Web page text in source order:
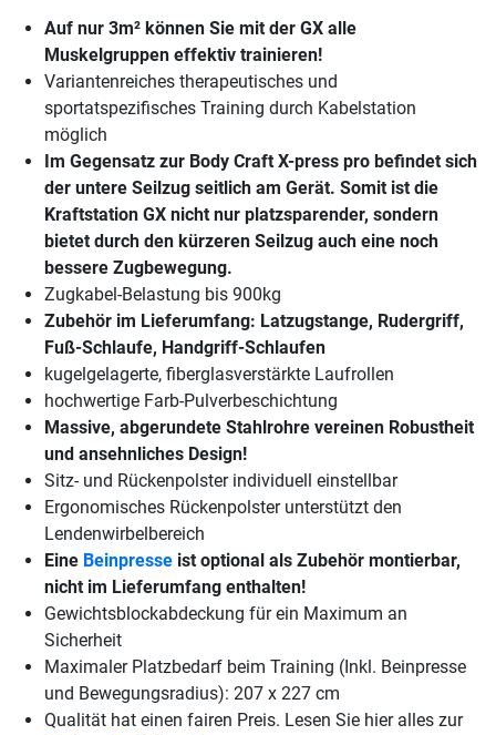
Auf nur 3m² können Sie mit der GX alle
Muskelgruppen effektiv trainieren!
Variantenreiches therapeutisches und
sportatspezifisches Training durch Kabelstation
möglich
Im Gegensatz zur Body Craft X-press pro befindet sich
der untere Seilzug seitlich am Gerät. Somit ist die
Kraftstation GX nicht nur platzsparender, sondern
bietet durch den kürzeren Seilzug auch eine noch
bessere Zugbewegung.
Zugkabel-Belastung bis 900kg
Zubehör im Lieferumfang: Latzugstange, Rudergriff,
Fuß-Schlaufe, Handgriff-Schlaufen
kugelgelagerte, fiberglasverstärkte Laufrollen
hochwertige Farb-Pulverbeschichtung
Massive, abgerundete Stahlrohre vereinen Robustheit
und ansehnliches Design!
Sitz- und Rückenpolster individuell einstellbar
Ergonomisches Rückenpolster unterstützt den
Lendenwirbelbereich
Eine Beinpresse ist optional als Zubehör montierbar,
nicht im Lieferumfang enthalten!
Gewichtsblockabdeckung für ein Maximum an
Sicherheit
Maximaler Platzbedarf beim Training (Inkl. Beinpresse
und Bewegungsradius): 207 x 227 cm
Qualität hat einen fairen Preis. Lesen Sie hier alles zur